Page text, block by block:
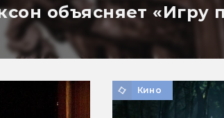
объясняет «Игру
Кино